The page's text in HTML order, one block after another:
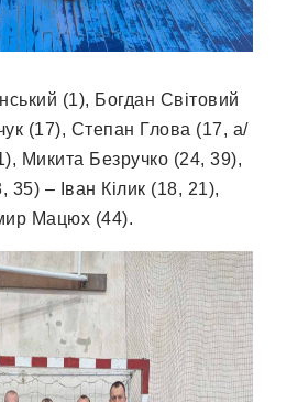
(1), Богдан Світовий
(17), Степан Глова (17, а/
Микита Безручко (24, 39),
– Іван Кілик (18, 21),
Мацюх (44).